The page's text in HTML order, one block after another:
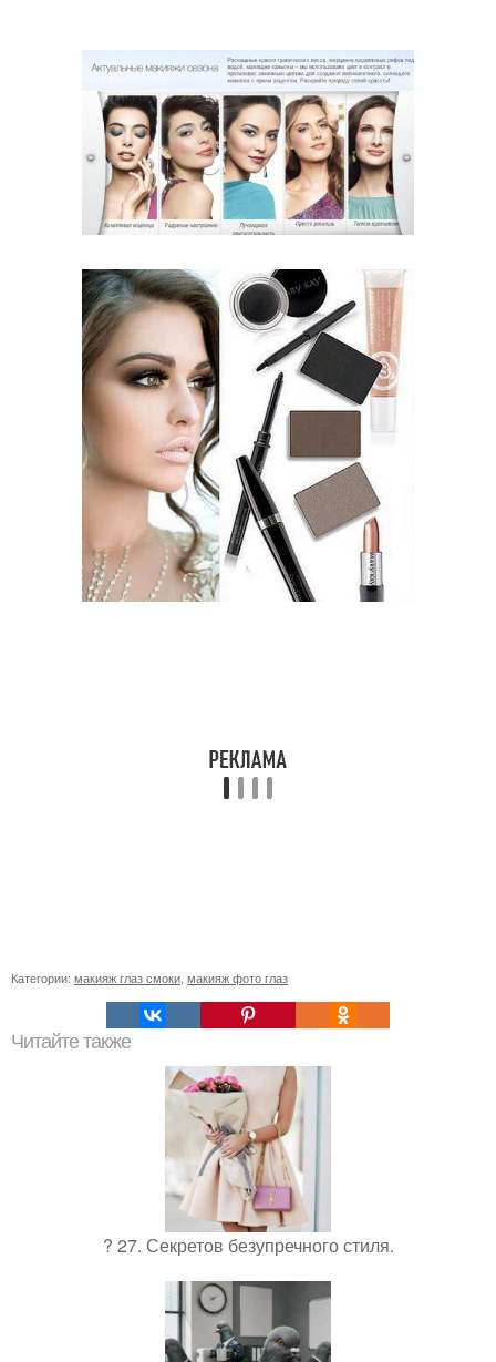
Категории: макияж глаз смоки макияж фото глаз
Читайте также
? 27. Секретов безупречного стиля.